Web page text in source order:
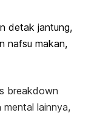
detak jantung,
nafsu makan,
breakdown
mental lainnya,